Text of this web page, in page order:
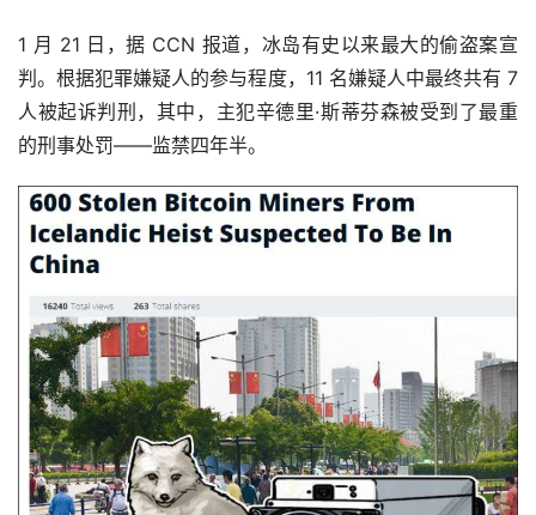
1 月 21 日，据 CCN 报道，冰岛有史以来最大的偷盗案宣
判。根据犯罪嫌疑人的参与程度，11 名嫌疑人中最终共有 7
人被起诉判刑，其中，主犯辛德里·斯蒂芬森被受到了最重
的刑事处罚——监禁四年半。